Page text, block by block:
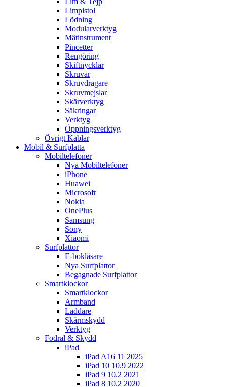
Limpistol
Lödning
Modularverktyg
Mätinstrument
Pincetter
Rengöring
Skiftnycklar
Skruvar
Skruvdragare
Skruvmejslar
Skärverktyg
Säkringar
Verktyg
Öppningsverktyg
Övrigt Kablar
Mobil & Surfplatta
Mobiltelefoner
Nya Mobiltelefoner
iPhone
Huawei
Microsoft
Nokia
OnePlus
Samsung
Sony
Xiaomi
Surfplattor
E-bokläsare
Nya Surfplattor
Begagnade Surfplattor
Smartklockor
Smartklockor
Armband
Laddare
Skärmskydd
Verktyg
Fodral & Skydd
iPad
iPad A16 11 2025
iPad 10 10.9 2022
iPad 9 10.2 2021
iPad 8 10.2 2020